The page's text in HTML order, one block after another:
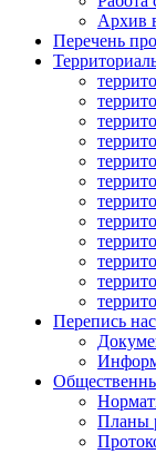
Архив
Перечень
Перепись
Планы